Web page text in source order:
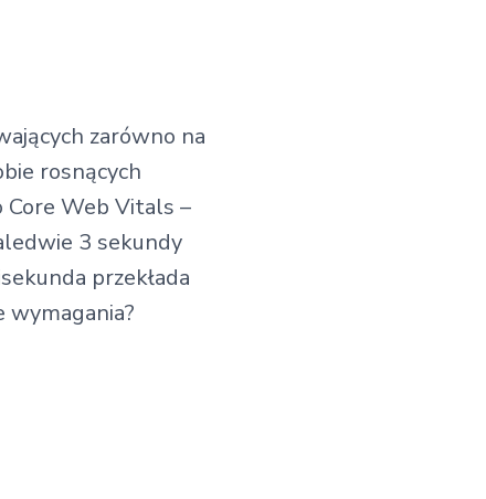
zarówno na
rosnących
Core Web Vitals –
3 sekundy
przekłada